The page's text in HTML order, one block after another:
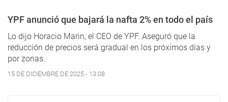
YPF anunció que bajará la nafta 2% en todo el país
Lo dijo Horacio Marin, el CEO de YPF. Aseguró que la
reducción de precios será gradual en los próximos días y
por zonas.
15 DE DICIEMBRE DE 2025 - 13:08